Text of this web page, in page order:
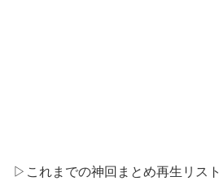
▷これまでの神回まとめ再生リスト